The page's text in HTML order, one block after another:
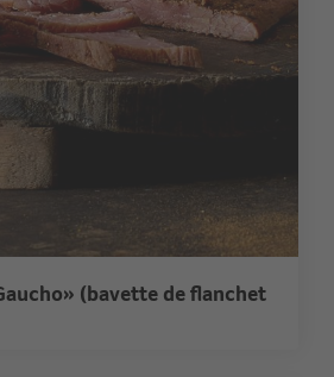
(bavette de flanchet